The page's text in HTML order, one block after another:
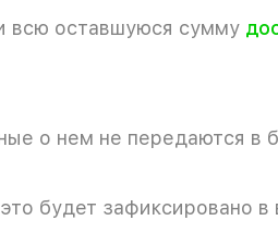
всю оставшуюся сумму
о нем не передаются
будет зафиксировано